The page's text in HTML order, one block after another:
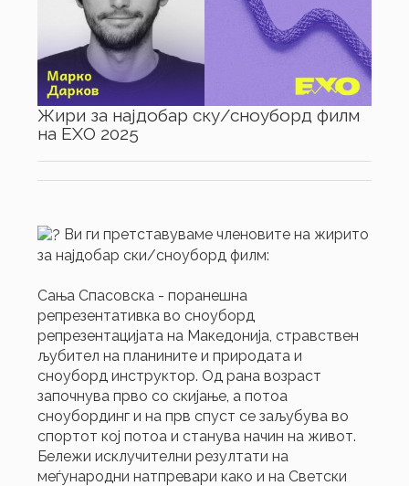
Жири за најдобар ску/сноуборд филм
на ЕХО 2025
Ви ги претставуваме членовите на жирито
за најдобар ски/сноуборд филм:
Сања Спасовска - поранешна
репрезентативка во сноуборд
репрезентацијата на Македонија, стравствен
љубител на планините и природата и
сноуборд инструктор. Од рана возраст
започнува прво со скијање, а потоа
сноубординг и на прв спуст се заљубува во
спортот кој потоа и станува начин на живот.
Бележи исклучителни резултати на
меѓународни натпревари како и на Светски